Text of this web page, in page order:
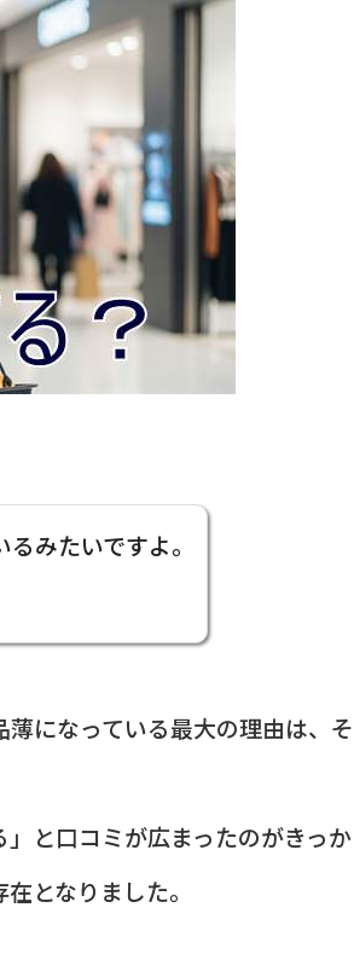
みたいですよ。
になっている最大の理由は、そ
と口コミが広まったのがきっか
となりました。